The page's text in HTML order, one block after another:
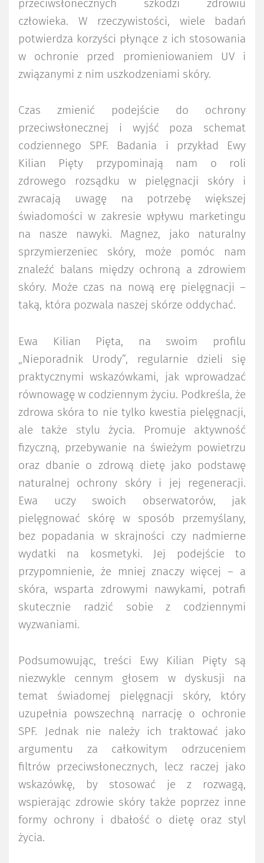
przeciwsłonecznych szkodzi zdrowiu
człowieka. W rzeczywistości, wiele badań
potwierdza korzyści płynące z ich stosowania
w ochronie przed promieniowaniem UV i
związanymi z nim uszkodzeniami skóry.
Czas zmienić podejście do ochrony
przeciwsłonecznej i wyjść poza schemat
codziennego SPF. Badania i przykład Ewy
Kilian Pięty przypominają nam o roli
zdrowego rozsądku w pielęgnacji skóry i
zwracają uwagę na potrzebę większej
świadomości w zakresie wpływu marketingu
na nasze nawyki. Magnez, jako naturalny
sprzymierzeniec skóry, może pomóc nam
znaleźć balans między ochroną a zdrowiem
skóry. Może czas na nową erę pielęgnacji –
taką, która pozwala naszej skórze oddychać.
Ewa Kilian Pięta, na swoim profilu
„Nieporadnik Urody”, regularnie dzieli się
praktycznymi wskazówkami, jak wprowadzać
równowagę w codziennym życiu. Podkreśla, że
zdrowa skóra to nie tylko kwestia pielęgnacji,
ale także stylu życia. Promuje aktywność
fizyczną, przebywanie na świeżym powietrzu
oraz dbanie o zdrową dietę jako podstawę
naturalnej ochrony skóry i jej regeneracji.
Ewa uczy swoich obserwatorów, jak
pielęgnować skórę w sposób przemyślany,
bez popadania w skrajności czy nadmierne
wydatki na kosmetyki. Jej podejście to
przypomnienie, że mniej znaczy więcej – a
skóra, wsparta zdrowymi nawykami, potrafi
skutecznie radzić sobie z codziennymi
wyzwaniami.
Podsumowując, treści Ewy Kilian Pięty są
niezwykle cennym głosem w dyskusji na
temat świadomej pielęgnacji skóry, który
uzupełnia powszechną narrację o ochronie
SPF. Jednak nie należy ich traktować jako
argumentu za całkowitym odrzuceniem
filtrów przeciwsłonecznych, lecz raczej jako
wskazówkę, by stosować je z rozwagą,
wspierając zdrowie skóry także poprzez inne
formy ochrony i dbałość o dietę oraz styl
życia.